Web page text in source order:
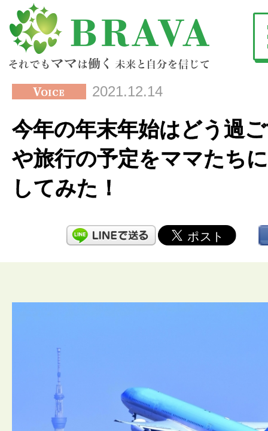
2021.12.14
今年の年末年始はどう過
や旅行の予定をママたち
してみた！